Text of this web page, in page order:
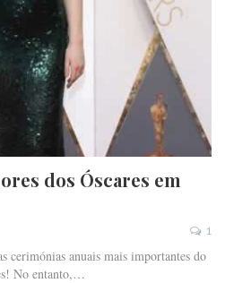
dos Óscares em
1
cerimónias anuais mais importantes do
No entanto,…